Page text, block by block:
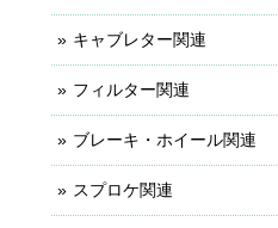
キャブレター関連
フィルター関連
ブレーキ・ホイール関連
スプロケ関連